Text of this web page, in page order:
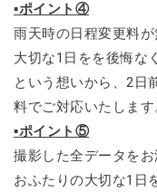
▪ポイント④
雨天時の日程変更料が
大切な1日をを後悔な
という想いから、2日
料でご対応いたします
▪ポイント⑤
撮影した全データをお
おふたりの大切な1日